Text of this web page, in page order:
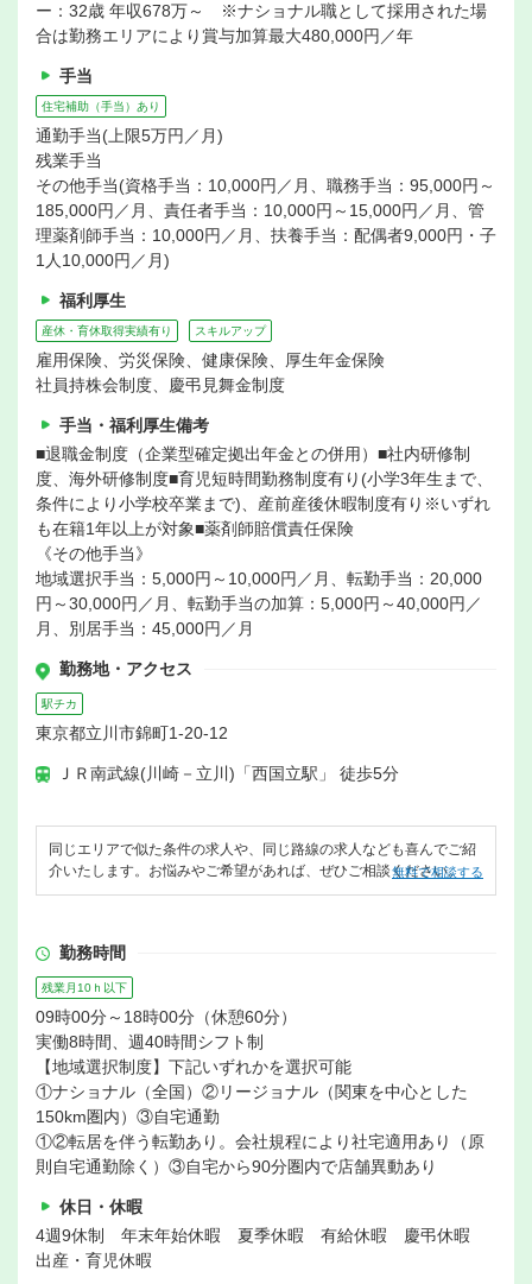
ー：32歳 年収678万～ ※ナショナル職として採用された場
合は勤務エリアにより賞与加算最大480,000円／年
手当
住宅補助（手当）あり
通勤手当(上限5万円／月)
残業手当
その他手当(資格手当：10,000円／月、職務手当：95,000円～
185,000円／月、責任者手当：10,000円～15,000円／月、管
理薬剤師手当：10,000円／月、扶養手当：配偶者9,000円・子
1人10,000円／月)
福利厚生
産休・育休取得実績有り スキルアップ
雇用保険、労災保険、健康保険、厚生年金保険
社員持株会制度、慶弔見舞金制度
手当・福利厚生備考
■退職金制度（企業型確定拠出年金との併用）■社内研修制
度、海外研修制度■育児短時間勤務制度有り(小学3年生まで、
条件により小学校卒業まで)、産前産後休暇制度有り※いずれ
も在籍1年以上が対象■薬剤師賠償責任保険
《その他手当》
地域選択手当：5,000円～10,000円／月、転勤手当：20,000
円～30,000円／月、転勤手当の加算：5,000円～40,000円／
月、別居手当：45,000円／月
勤務地・アクセス
駅チカ
東京都立川市錦町1-20-12
ＪＲ南武線(川崎－立川)「西国立駅」 徒歩5分
同じエリアで似た条件の求人や、同じ路線の求人なども喜んでご紹
介いたします。お悩みやご希望があれば、ぜひご相談ください。
無料で相談する
勤務時間
残業月10ｈ以下
09時00分～18時00分（休憩60分）
実働8時間、週40時間シフト制
【地域選択制度】下記いずれかを選択可能
①ナショナル（全国）②リージョナル（関東を中心とした
150km圏内）③自宅通勤
①②転居を伴う転勤あり。会社規程により社宅適用あり（原
則自宅通勤除く）③自宅から90分圏内で店舗異動あり
休日・休暇
4週9休制 年末年始休暇 夏季休暇 有給休暇 慶弔休暇
出産・育児休暇